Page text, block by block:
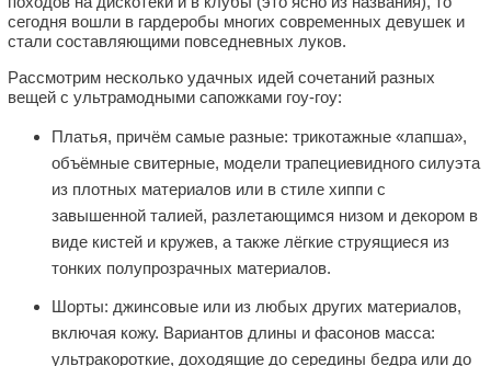
сегодня вошли в гардеробы многих современных девушек и
стали составляющими повседневных луков.
Рассмотрим несколько удачных идей сочетаний разных
вещей с ультрамодными сапожками гоу-гоу:
Платья, причём самые разные: трикотажные «лапша»,
объёмные свитерные, модели трапециевидного силуэта
из плотных материалов или в стиле хиппи с
завышенной талией, разлетающимся низом и декором в
виде кистей и кружев, а также лёгкие струящиеся из
тонких полупрозрачных материалов.
Шорты: джинсовые или из любых других материалов,
включая кожу. Вариантов длины и фасонов масса:
ультракороткие, доходящие до середины бедра или до